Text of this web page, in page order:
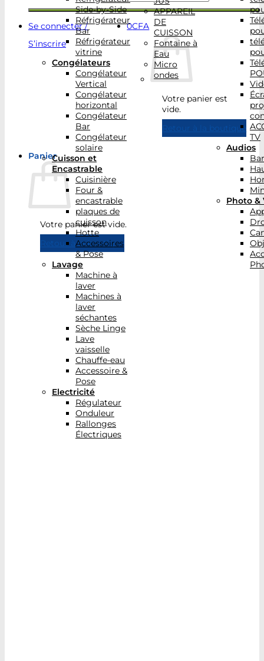
Se connecter /
S’inscrire
0CFA
Votre panier est
vide.
Retour à la boutique
Panier
Votre panier est vide.
Retour à la boutique
Side-by-Side
Réfrigérateur
Bar
Réfrigérateur
vitrine
Congélateurs
Congélateur
Vertical
Congélateur
horizontal
Congélateur
Bar
Congélateur
solaire
Cuisson et
Encastrable
Cuisinière
Four &
encastrable
plaques de
cuisson
Hotte
Accessoires
& Pose
Lavage
Machine à
laver
Machines à
laver
séchantes
Sèche Linge
Lave
vaisselle
Chauffe-eau
Accessoire &
Pose
Electricité
Régulateur
Onduleur
Rallonges
Électriques
APPAREIL
DE
CUISSON
Fontaine à
Eau
Micro
ondes
TV
Audios
Photo &